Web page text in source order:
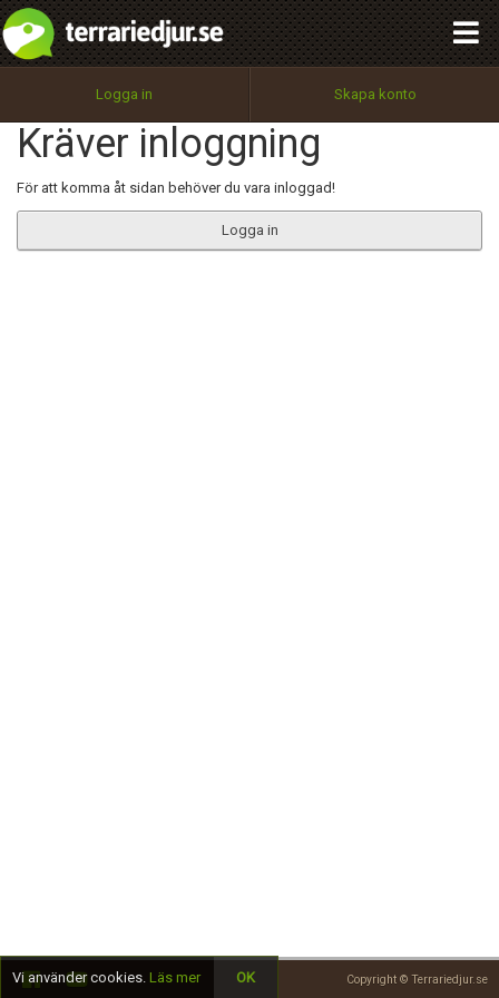
Logga in Skapa konto
Kräver inloggning
För att komma åt sidan behöver du vara inloggad!
Logga in
Copyright © Terrariedjur.se
Utför
100%
OK
integritetspolicy
Namn:
Epost:
Begär nytt lösenord
Tillbaka till förstasidan
Vi använder cookies. Läs mer OK